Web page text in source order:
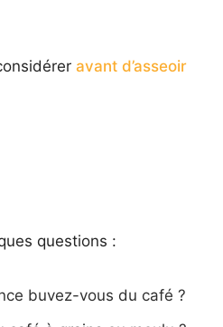
avant d’asseoir
questions :
buvez-vous du café ?